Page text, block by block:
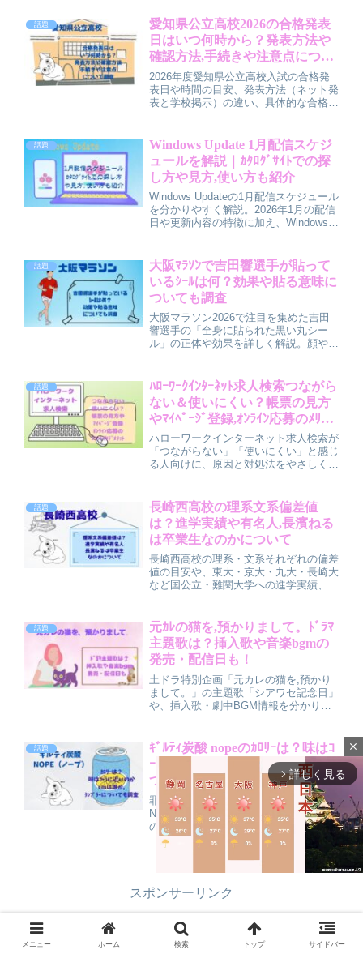
や、最新募集情報をいち早くキャッチす
るためにチェックしたいサイト・SNS
も紹介しています。
話題
愛知県公立高校2026の合格発表
日はいつ何時から？発表方法や
確認方法,手続きや注意点につい
て調査
2026年度愛知県公立高校入試の合格発
表日や時間の目安、発表方法（ネット発
表と学校掲示）の違い、具体的な合格確
やさしく丁寧にまとめて解説していま
話題
Windows Update 1月配信スケジ
ュールを解説｜ｶﾀﾛｸﾞｻｲﾄでの探
し方や見方,使い方も紹介
Windows Updateの1月配信スケジュール
を分かりやすく解説。2026年1月の配信
日や更新内容の特徴に加え、Windows
で初心者にもやさしく紹介します。更新
に失敗したときの参考にもなる内容で
す。
話題
大阪ﾏﾗｿﾝで吉田響選手が貼って
いるｼｰﾙは何？効果や貼る意味に
ついても調査
大阪マラソン2026で注目を集めた吉田
響選手の「全身に貼られた黒い丸シー
ル」の正体や効果を詳しく解説。顔やこ
ら、一般ランナーでも試せる貼り方や注
意点、購入方法までわかりやすく紹介し
ています。
話題
ﾊﾛｰﾜｰｸｲﾝﾀｰﾈｯﾄ求人検索つながら
ない＆使いにくい？帳票の見方
やﾏｲﾍﾟｰｼﾞ登録,ｵﾝﾗｲﾝ応募のﾒﾘｯﾄ
やﾃﾞﾒﾘｯﾄについて
ハローワークインターネット求人検索が
「つながらない」「使いにくい」と感じ
る人向けに、原因と対処法をやさしく解
リット・デメリットも具体的にまとめま
した。これからハローワークを活用した
い人におすすめの記事です。
話題
長崎西高校の理系文系偏差値
は？進学実績や有名人,長濱ねる
は卒業生なのかについて
長崎西高校の理系・文系それぞれの偏差
値の目安や、東大・京大・九大・長崎大
など国公立・難関大学への進学実績、有
が長崎西高校に在籍していたという噂や
転校の経緯、校風や特徴もあわせて解説
しているので、志望校選びや情報収集の
参考にしていただけます。
話題
元ｶﾚの猫を,預かりまして。ﾄﾞﾗﾏ
主題歌は？挿入歌や音楽bgmの
発売・配信日も！
土ドラ特別企画「元カレの猫を,預かり
まして。」の主題歌「シアワセ記念日」
や、挿入歌・劇中BGM情報を分かりや
想、サブスクやサントラの可能性まで、
ドラマを音楽からも楽しみたい人向けに
話題
ｷﾞﾙﾃｨ炭酸 nopeのｶﾛﾘｰは？味はｺ
ｰﾗに近いのかcmは誰か,ﾀﾝﾌﾞﾗｰに
ついても調査
罪深い甘さで話題の「ギルティ炭酸
NOPE（ノープ）」について、336kcal
のカロリーやフルーツ＆スパイスが効い
た味わい、コーラとの違いを口コミも交
えて解説。さらに、生田斗真さん・鈴鹿
央士さん・アントニーさん出演CMや電
ザイン予想・入手方法の可能性までまと
スポンサーリンク
メニュー ホーム 検索 トップ サイドバー
close
arrow_forward_ios 詳しく見る